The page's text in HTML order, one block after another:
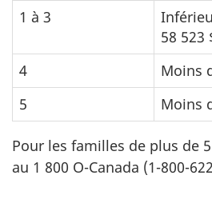
1 à 3
58 523
4
Moins
5
Moins
Pour les familles de plus de
au 1 800 O-Canada (1-800-